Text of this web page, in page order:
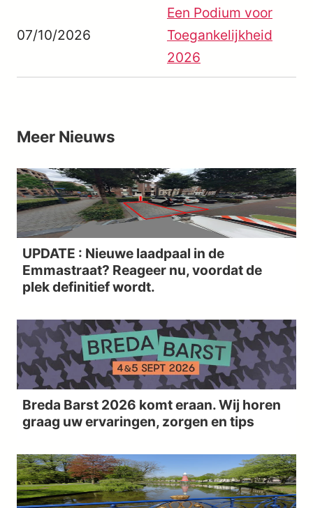
07/10/2026
Een Podium voor
Toegankelijkheid
2026
Meer Nieuws
UPDATE : Nieuwe laadpaal in de
Emmastraat? Reageer nu, voordat de
plek definitief wordt.
Breda Barst 2026 komt eraan. Wij horen
graag uw ervaringen, zorgen en tips